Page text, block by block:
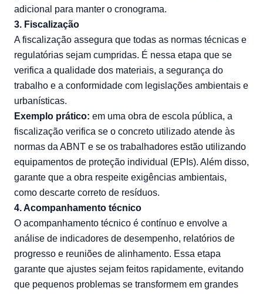
adicional para manter o cronograma.
3. Fiscalização
A fiscalização assegura que todas as normas técnicas e
regulatórias sejam cumpridas. É nessa etapa que se
verifica a qualidade dos materiais, a segurança do
trabalho e a conformidade com legislações ambientais e
urbanísticas.
Exemplo prático: em uma obra de escola pública, a
fiscalização verifica se o concreto utilizado atende às
normas da ABNT e se os trabalhadores estão utilizando
equipamentos de proteção individual (EPIs). Além disso,
garante que a obra respeite exigências ambientais,
como descarte correto de resíduos.
4. Acompanhamento técnico
O acompanhamento técnico é contínuo e envolve a
análise de indicadores de desempenho, relatórios de
progresso e reuniões de alinhamento. Essa etapa
garante que ajustes sejam feitos rapidamente, evitando
que pequenos problemas se transformem em grandes